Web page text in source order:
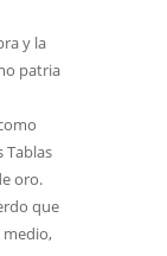
y la
patria
Tablas
oro.
que
medio,